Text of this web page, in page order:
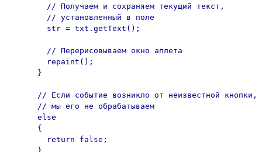
        // Получаем и сохраняем текущий текст,
        // установленный в поле
        str = txt.getText();
        // Перерисовываем окно аплета
        repaint();
      }
      // Если событие возникло от неизвестной кнопки,
      // мы его не обрабатываем
      else
      {
        return false;